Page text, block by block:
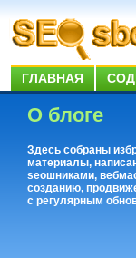
ГЛАВНАЯ
О блоге
Здесь собраны
материалы,
seoшниками,
созданию,
с регулярным